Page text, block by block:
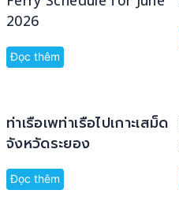
2026
Đọc thêm
ท่าเรือเพท่าเรือไปเกาะเสม็ด
จังหวัดระยอง
Đọc thêm